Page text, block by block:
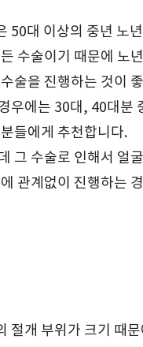
50대 이상의 중년 노
수술이기 때문에 노
술을 진행하는 것이
우에는 30대, 40대분
들에게 추천합니다.
그 수술로 인해서 얼
관계없이 진행하는
절개 부위가 크기 때